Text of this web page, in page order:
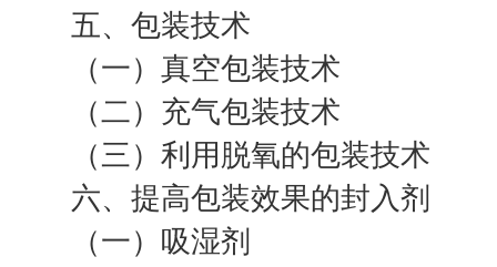
五、包装技术
（一）真空包装技术
（二）充气包装技术
（三）利用脱氧的包装技术
六、提高包装效果的封入剂
（一）吸湿剂